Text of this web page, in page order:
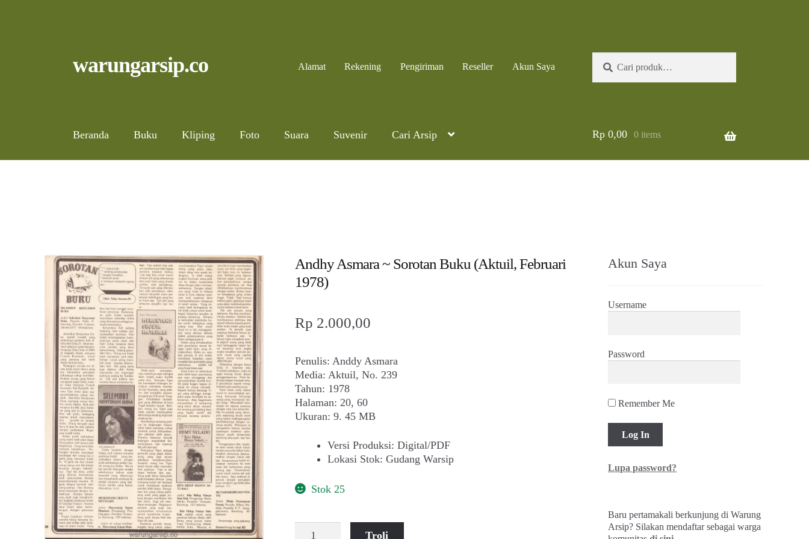
to
to
warungarsip.co Alamat Rekening Pengiriman Reseller Akun Saya
untuk:
Beranda Buku Kliping Foto Suara Suvenir Cari Arsip Rp0,00 0 items
Andhy Asmara ~ Sorotan Buku (Aktuil, Februari
1978)
Rp 2.000,00
Penulis: Anddy Asmara
Media: Aktuil, No. 239
Tahun: 1978
Halaman: 20, 60
Ukuran: 9. 45 MB
Versi Produksi: Digital/PDF
Lokasi Stok: Gudang Warsip
Stok 25
Troli
Akun Saya
Username
Password
Remember Me
Lupa password?
Baru pertamakali berkunjung di Warung
Arsip? Silakan mendaftar sebagai warga